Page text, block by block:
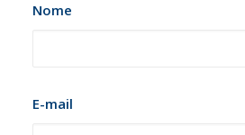
Nome
E-mail